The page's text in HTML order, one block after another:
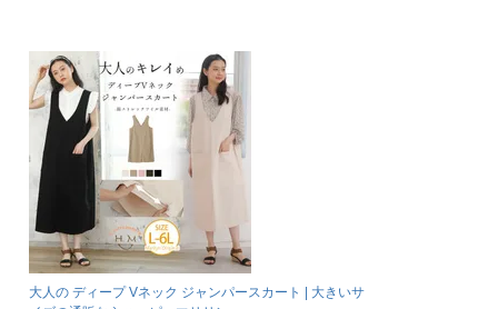
大人の ディープ Vネック ジャンパースカート | 大きいサ